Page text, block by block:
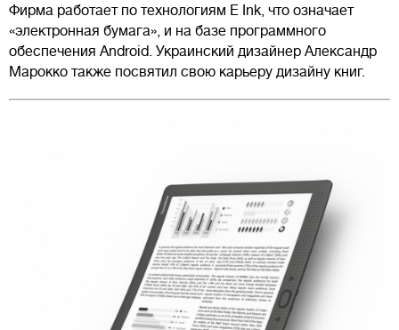
Фирма работает по технологиям E Ink, что означает
«электронная бумага», и на базе программного
обеспечения Android. Украинский дизайнер Александр
Марокко также посвятил свою карьеру дизайну книг.